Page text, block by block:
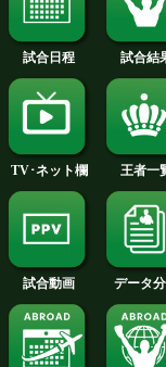
特集:
栗原
バンタ